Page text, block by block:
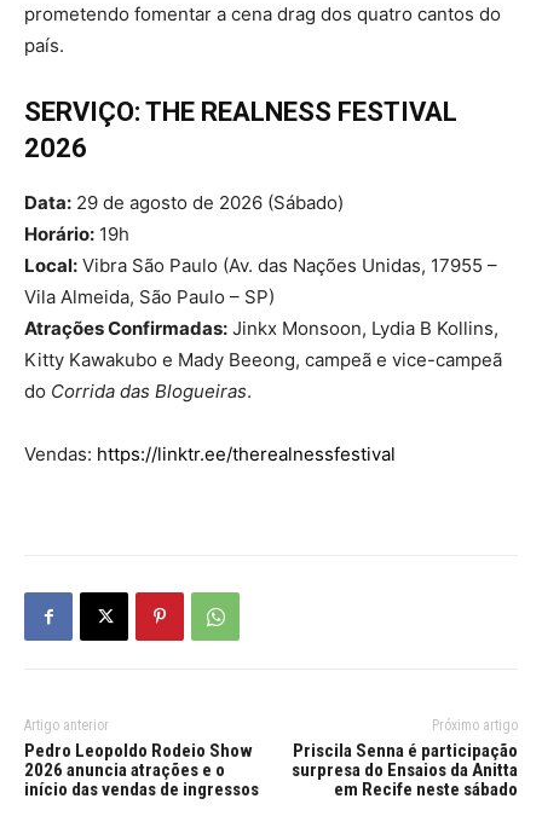
prometendo fomentar a cena drag dos quatro cantos do
país.
SERVIÇO: THE REALNESS FESTIVAL
2026
Data: 29 de agosto de 2026 (Sábado)
Horário: 19h
Local: Vibra São Paulo (Av. das Nações Unidas, 17955 –
Vila Almeida, São Paulo – SP)
Atrações Confirmadas: Jinkx Monsoon, Lydia B Kollins,
Kitty Kawakubo e Mady Beeong, campeã e vice-campeã
do Corrida das Blogueiras.
Vendas: https://linktr.ee/therealnessfestival
Artigo anterior
Pedro Leopoldo Rodeio Show
2026 anuncia atrações e o
início das vendas de ingressos
Próximo artigo
Priscila Senna é participação
surpresa do Ensaios da Anitta
em Recife neste sábado